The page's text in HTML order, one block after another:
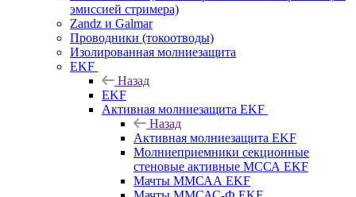
эмиссией стримера)
Zandz и Galmar
Проводники (токоотводы)
Изолированная молниезащита
EKF
Назад
EKF
Активная молниезащита EKF
Назад
Активная молниезащита EKF
Молниеприемники секционные
стеновые активные МССА EKF
Мачты ММСАА EKF